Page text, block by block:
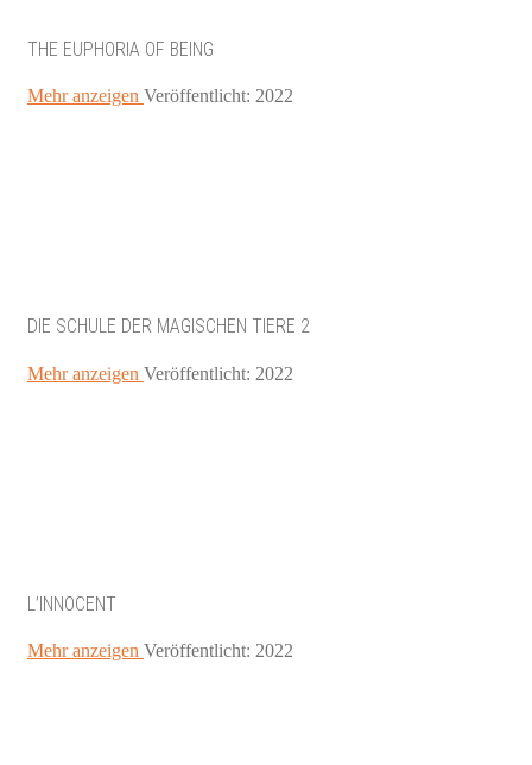
THE EUPHORIA OF BEING
Mehr anzeigen Veröffentlicht: 2022
DIE SCHULE DER MAGISCHEN TIERE 2
Mehr anzeigen Veröffentlicht: 2022
L’INNOCENT
Mehr anzeigen Veröffentlicht: 2022